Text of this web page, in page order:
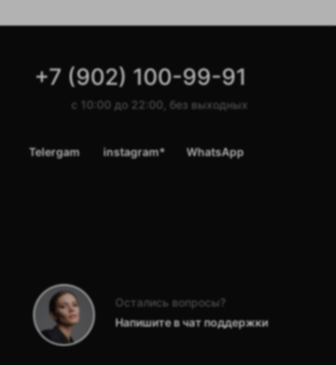
с 10:00 до 22:00, без выходных
+7 (902) 100-99-91
Остались вопросы?
WhatsApp
Telergam instagram*
Напишите в чат поддержки